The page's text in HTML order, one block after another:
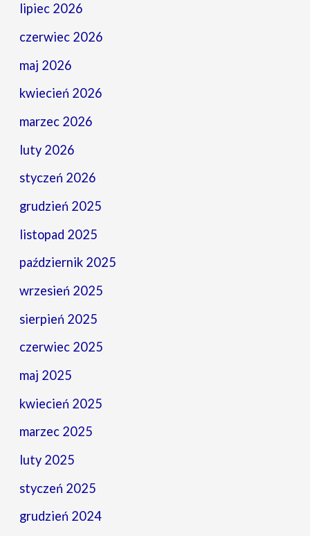
lipiec 2026
czerwiec 2026
maj 2026
kwiecień 2026
marzec 2026
luty 2026
styczeń 2026
grudzień 2025
listopad 2025
październik 2025
wrzesień 2025
sierpień 2025
czerwiec 2025
maj 2025
kwiecień 2025
marzec 2025
luty 2025
styczeń 2025
grudzień 2024